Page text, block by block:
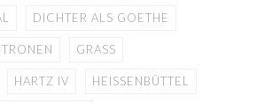
DICHTER ALS GOETHE
GRASS
HARTZ IV HEISSENBÜTTEL